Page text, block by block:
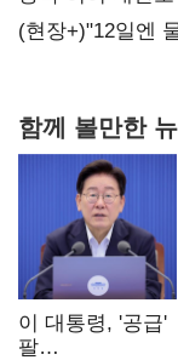
(현장+)"12일엔
함께 볼만한
이 대통령, '공급'
팔